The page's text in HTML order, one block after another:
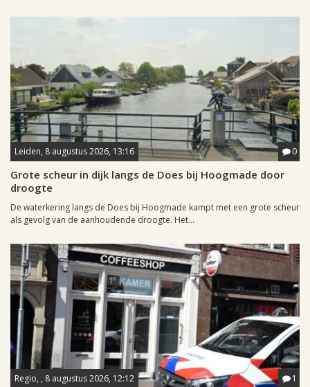
Leiden, 8 augustus 2026, 13:16 0
Grote scheur in dijk langs de Does bij Hoogmade door
droogte
De waterkering langs de Does bij Hoogmade kampt met een grote scheur
als gevolg van de aanhoudende droogte. Het...
Regio, , 8 augustus 2026, 12:12 1